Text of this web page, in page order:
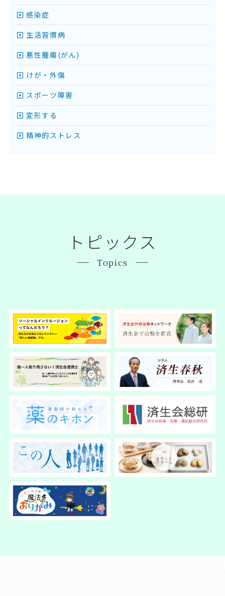
感染症
生活習慣病
悪性腫瘍(がん)
けが・外傷
スポーツ障害
変形する
精神的ストレス
トピックス
Topics